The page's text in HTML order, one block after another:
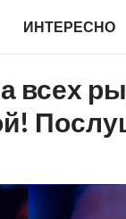
ИНТЕРЕСНО
всех